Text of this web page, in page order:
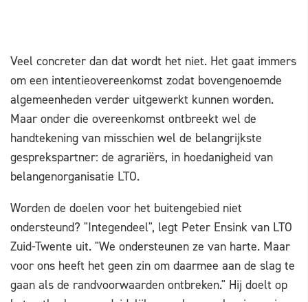
Veel concreter dan dat wordt het niet. Het gaat immers
om een intentieovereenkomst zodat bovengenoemde
algemeenheden verder uitgewerkt kunnen worden.
Maar onder die overeenkomst ontbreekt wel de
handtekening van misschien wel de belangrijkste
gesprekspartner: de agrariërs, in hoedanigheid van
belangenorganisatie LTO.
Worden de doelen voor het buitengebied niet
ondersteund? "Integendeel", legt Peter Ensink van LTO
Zuid-Twente uit. "We ondersteunen ze van harte. Maar
voor ons heeft het geen zin om daarmee aan de slag te
gaan als de randvoorwaarden ontbreken." Hij doelt op